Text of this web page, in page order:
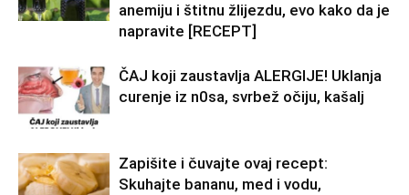
anemiju i štitnu žlijezdu, evo kako da je
napravite [RECEPT]
ČAJ koji zaustavlja ALERGIJE! Uklanja
curenje iz n0sa, svrbež očiju, kašalj
Zapišite i čuvajte ovaj recept:
Skuhajte bananu, med i vodu,